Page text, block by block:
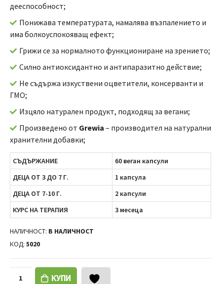
дееспособност;
Понижава температурата, намалява възпалението и
има болкоуспокояващ ефект;
Грижи се за нормалното функциониране на зрението;
Силно антиоксидантно и антипаразитно действие;
Не съдържа изкуствени оцветители, консерванти и
ГМО;
Изцяло натурален продукт, подходящ за вегани;
Произведено от Grewia – производител на натурални
хранителни добавки;
СЪДЪРЖАНИЕ
60 веган капсули
ДЕЦА ОТ 3 ДО 7 Г.
1 капсула
ДЕЦА ОТ 7-10 Г.
2 капсули
КУРС НА ТЕРАПИЯ
3 месеца
НАЛИЧНОСТ: В НАЛИЧНОСТ
КОД: 5020
КУПИ